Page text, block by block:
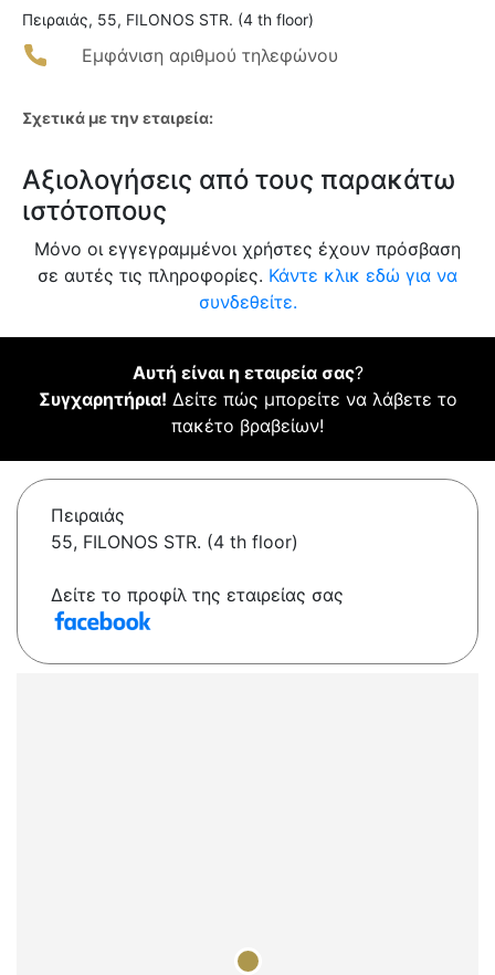
Πειραιάς, 55, FILONOS STR. (4 th floor)
Εμφάνιση αριθμού τηλεφώνου
Σχετικά με την εταιρεία:
Αξιολογήσεις από τους παρακάτω
ιστότοπους
Μόνο οι εγγεγραμμένοι χρήστες έχουν πρόσβαση
σε αυτές τις πληροφορίες. Κάντε κλικ εδώ για να
συνδεθείτε.
Αυτή είναι η εταιρεία σας?
Συγχαρητήρια! Δείτε πώς μπορείτε να λάβετε το
πακέτο βραβείων!
Πειραιάς
55, FILONOS STR. (4 th floor)
Δείτε το προφίλ της εταιρείας σας